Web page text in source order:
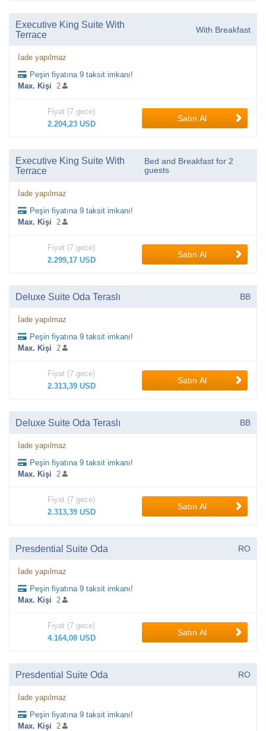
Executive King Suite With
Terrace
With Breakfast
İade yapılmaz
Peşin fiyatına 9 taksit imkanı!
Max. Kişi 2
Fiyat (7 gece)
2.204,23 USD
Satın Al
Executive King Suite With
Terrace
Bed and Breakfast for 2
guests
İade yapılmaz
Peşin fiyatına 9 taksit imkanı!
Max. Kişi 2
Fiyat (7 gece)
2.299,17 USD
Satın Al
Deluxe Suite Oda Teraslı BB
İade yapılmaz
Peşin fiyatına 9 taksit imkanı!
Max. Kişi 2
Fiyat (7 gece)
2.313,39 USD
Satın Al
Deluxe Suite Oda Teraslı BB
İade yapılmaz
Peşin fiyatına 9 taksit imkanı!
Max. Kişi 2
Fiyat (7 gece)
2.313,39 USD
Satın Al
Presdential Suite Oda RO
İade yapılmaz
Peşin fiyatına 9 taksit imkanı!
Max. Kişi 2
Fiyat (7 gece)
4.164,08 USD
Satın Al
Presdential Suite Oda RO
İade yapılmaz
Peşin fiyatına 9 taksit imkanı!
Max. Kişi 2